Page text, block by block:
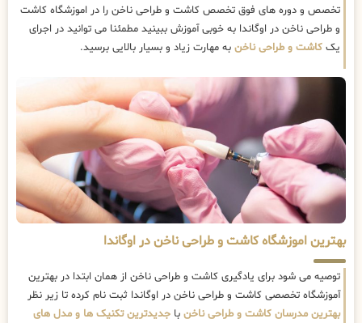
تخصص و دوره های فوق تخصص کاشت و طراحی ناخن را در اموزشگاه کاشت
و طراحی ناخن در اوگاندا به خوبی آموزش ببینید مطمئنا می توانید در اجرای
یک کاشت و طراحی ناخن به مهارت زیاد و بسیار بالایی برسید.
بهترین اموزشگاه کاشت و طراحی ناخن در اوگاندا
توصیه می شود برای یادگیری کاشت و طراحی ناخن از همان ابتدا در بهترین
آموزشگاه تخصصی کاشت و طراحی ناخن در اوگاندا ثبت نام کرده تا زیر نظر
بهترین مدرسان کاشت و طراحی ناخن با جدیدترین تکنیک ها و مدل های